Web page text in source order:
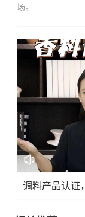
场。
调料产品认证